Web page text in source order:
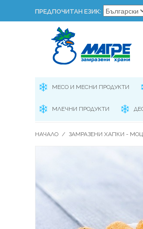
ПРЕДПОЧИТАН ЕЗИК:
МЕСО И МЕСНИ ПРОДУКТИ
МЛЕЧНИ ПРОДУКТИ
НАЧАЛО / ЗАМРАЗЕНИ ХАПКИ -